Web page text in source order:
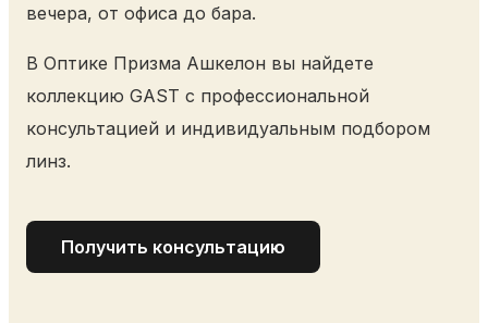
вечера, от офиса до бара.
В Оптике Призма Ашкелон вы найдете
коллекцию GAST с профессиональной
консультацией и индивидуальным подбором
линз.
Получить консультацию